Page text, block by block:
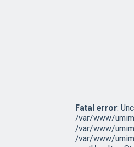
Fatal error:
/var/www/
/var/www/
/var/www/